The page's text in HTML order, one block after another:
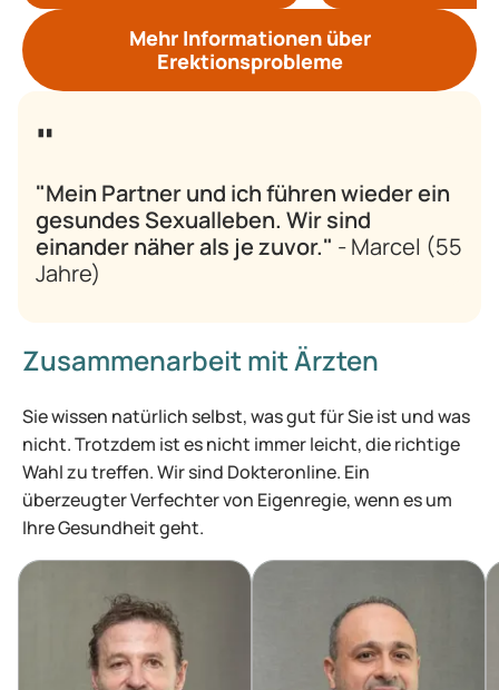
Mehr Informationen über
Erektionsprobleme
"Mein Partner und ich führen wieder ein
gesundes Sexualleben. Wir sind
einander näher als je zuvor." - Marcel (55
Jahre)
Zusammenarbeit mit Ärzten
Sie wissen natürlich selbst, was gut für Sie ist und was
nicht. Trotzdem ist es nicht immer leicht, die richtige
Wahl zu treffen. Wir sind Dokteronline. Ein
überzeugter Verfechter von Eigenregie, wenn es um
Ihre Gesundheit geht.